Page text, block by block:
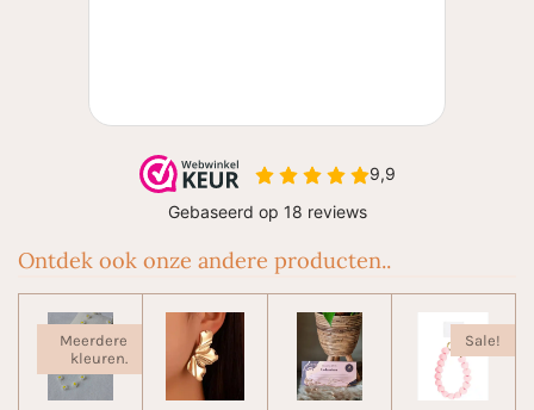
Ontdek ook onze andere producten..
Meerdere
kleuren.
Sale!